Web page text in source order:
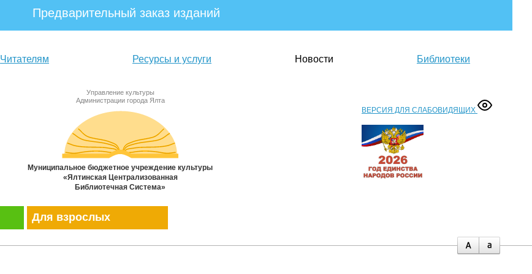
Предварительный заказ изданий
Читателям Ресурсы и услуги Новости Библиотеки
Управление культуры
Администрации города Ялта
Муниципальное бюджетное учреждение культуры
«Ялтинская Централизованная
Библиотечная Система»
ВЕРСИЯ ДЛЯ СЛАБОВИДЯЩИХ
Для взрослых